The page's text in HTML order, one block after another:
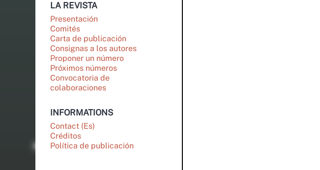
LA REVISTA
Presentación
Comités
Carta de publicación
Consignas a los autores
Proponer un número
Próximos números
Convocatoria de
colaboraciones
INFORMATIONS
Contact (Es)
Créditos
Política de publicación